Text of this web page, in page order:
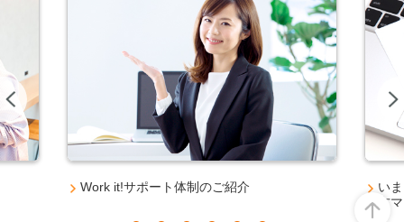
Previous
Work it!サポート体制のご紹介
い
方